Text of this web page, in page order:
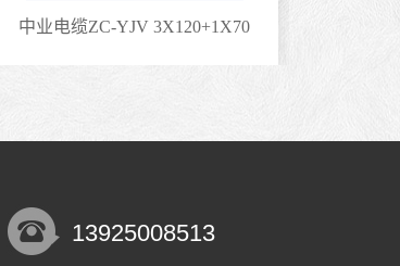
中业电缆ZC-YJV 3X120+1X70
13925008513